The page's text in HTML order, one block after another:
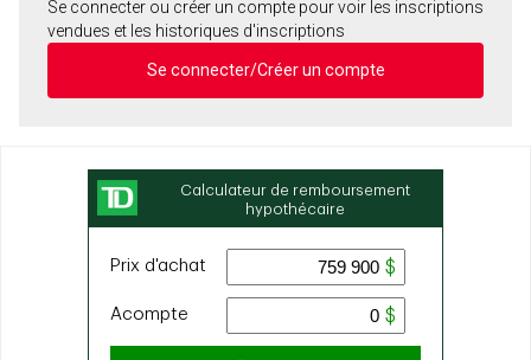
Se connecter ou créer un compte pour voir les inscriptions
vendues et les historiques d'inscriptions
Se connecter/Créer un compte